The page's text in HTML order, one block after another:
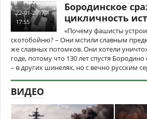
22-01-2017,
17:55
Бородинское
цикличность
«Почему фашисты
скотобойню? – Они мстили славным
же славных потомков. Они хотели
годе, потому что 130 лет спустя
– в других шинелях, но с вечно русским
ВИДЕО